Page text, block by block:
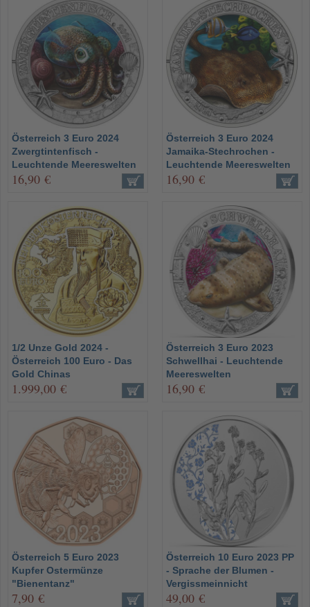
Österreich 3 Euro 2024
Zwergtintenfisch -
Leuchtende Meereswelten
16,90 €
Österreich 3 Euro 2024
Jamaika-Stechrochen -
Leuchtende Meereswelten
16,90 €
1/2 Unze Gold 2024 -
Österreich 100 Euro - Das
Gold Chinas
1.999,00 €
Österreich 3 Euro 2023
Schwellhai - Leuchtende
Meereswelten
16,90 €
Österreich 5 Euro 2023
Kupfer Ostermünze
"Bienentanz"
7,90 €
Österreich 10 Euro 2023 PP
- Sprache der Blumen -
Vergissmeinnicht
49,00 €